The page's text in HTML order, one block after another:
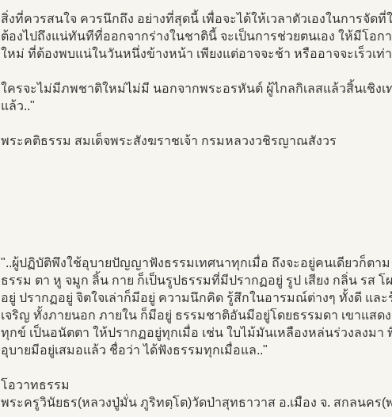
สิ่งที่ควรสนใจ ควรนึกถึง อย่างที่สุดนี้ เพื่อจะได้ให้เวลาตัวเองในการจั
ต้องไปถึงแน่ทันทีที่ออกจากร่างในชาตินี้ จะเป็นการช่วยตนเอง ให้มีโอก
ใหม่ ที่ต้องพบแน่ในวันหนึ่งข้างหน้า เพียงแต่อาจจะช้า หรืออาจจะเร็วเท่
ใครจะไม่มีภพชาติใหม่ไม่มี นอกจากพระอรหันต์ ผู้ไกลกิเลสแล้วสิ้นเชิง
แล้ว.."
พระคติธรรม สมเด็จพระสังฆราชเจ้า กรมหลวงวชิรญาณสังวร
"..ผู้ปฏิบัติพึงใช้อุบายปัญญาฟังธรรมเทศนาทุกเมื่อ ถึงจะอยู่คนเดียวก็ต
ธรรม ตา หู จมูก ลิ้น กาย ก็เป็นรูปธรรมที่มีปรากฏอยู่ รูป เสียง กลิ่น รส
อยู่ ปรากฏอยู่ จิตใจเล่าก็มีอยู่ ความนึกคิด รู้สึกในอารมณ์ต่างๆ ทั้งดี แล
เจริญ ทั้งภายนอก ภายใน ก็มีอยู่ ธรรมชาติอันมีอยู่โดยธรรมดา เขาแสด
ทุกข์ เป็นอนัตตา ให้ปรากฏอยู่ทุกเมื่อ เช่น ใบไม้มันเหลืองหล่นร่วงลงม
อุบายมีอยู่เสมอแล้ว ชื่อว่า ได้ฟังธรรมทุกเมื่อแล.."
โอวาทธรรม
พระครูวินัยธร(หลวงปู่มั่น ภูริทตฺโต)วัดป่าสุทธาวาส อ.เมือง จ. สกลนค